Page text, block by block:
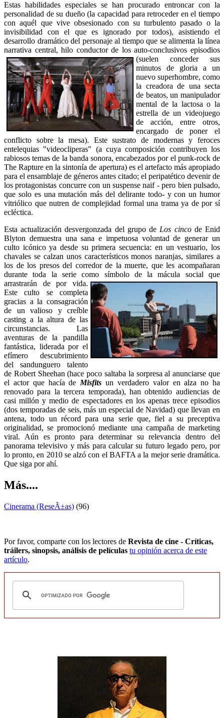
Estas habilidades especiales se han procurado entroncar con la
personalidad de su dueño (la capacidad para retroceder en el tiempo
con aquél que vive obsesionado con su turbulento pasado o la
invisibilidad con el que es ignorado por todos), asistiendo el
desarrollo dramático del personaje al tiempo que se alimenta la línea
narrativa central, hilo conductor de losauto-conclusivos episodios
(suelen conceder sus
minutos de gloria a un
nuevo superhombre, como
la creadora de una secta
de beatos, un manipulador
mental de la lactosa o la
estrella de un videojuego
de acción, entre otros,
encargado de poner el
conflicto sobre la mesa). Este sustrato de modernas y feroces
entelequias "videocliperas" (a cuya composición contribuyen los
rabiosos temas de la banda sonora, encabezados por el punk-rock de
The Rapture en la sintonía de apertura) es el artefacto más apropiado
para el ensamblaje de géneros antes citado; el peripatético devenir de
los protagonistas concurre con un suspense naif - pero bien pulsado,
que solo es una mutación más del delirante todo- y con un humor
vitriólico que nutren de complejidad formal una trama ya de por sí
ecléctica.
Esta actualización desvergonzada del grupo deLos cincode Enid
Blyton demuestra una sana e impetuosa voluntad de generar un
culto icónico ya desde su primera secuencia: en un vestuario, los
chavales se calzan unos característicos monos naranjas, similares a
los de los presos del corredor de la muerte, que les acompañaran
durante toda la serie como símbolo de la mácula social que
arrastrarán de por vida.
Este culto se completa
gracias a la consagración
de un valioso y creíble
casting a la altura de las
circunstancias. Las
aventuras de la pandilla
fantástica, liderada por el
efímero descubrimiento
del sandunguero talento
de Robert Sheehan (hace poco saltaba la sorpresa al anunciarse que
el actor que hacía deMisfits un verdadero valor en alza no ha
renovado para la tercera temporada), han obtenido audiencias de
casi millón y medio de espectadores en los apenas trece episodios
(dos temporadas de seis, más un especial de Navidad) que llevan en
antena, todo un récord para una serie que, fiel a su preceptiva
originalidad, se promocionó mediante una campaña de marketing
viral. Aún es pronto para determinar su relevancia dentro del
panorama televisivo y más para calcular su futuro legado pero, por
lo pronto, en 2010 se alzó con el BAFTA a la mejor serie dramática.
Que siga por ahí.
Más....
Cinerama (ReseÃ±as) (96)
Por favor, comparte con los lectores de Revista de cine - Críticas,
tráilers, sinopsis, análisis de películas tu opinión acerca de este
artículo.